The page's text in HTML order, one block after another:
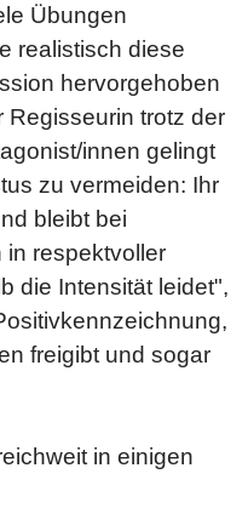
Übungen
realistisch diese
hervorgehoben
Regisseurin trotz der
innen gelingt
zu vermeiden: Ihr
bleibt bei
in respektvoller
die Intensität leidet",
freigibt und sogar
in einigen